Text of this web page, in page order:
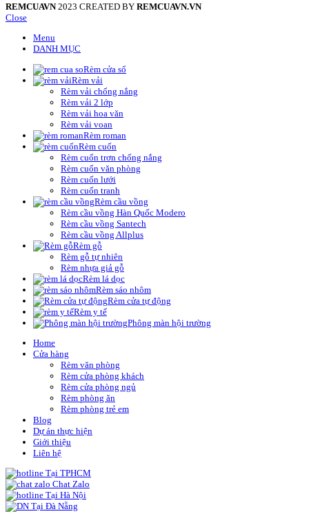
REMCUAVN 2023 CREATED BY REMCUAVN.VN
Close
Menu
DANH MỤC
Rèm cửa sổ
Rèm vải
Rèm vải chống nắng
Rèm vải 2 lớp
Rèm vải hoa văn
Rèm vải voan
Rèm roman
Rèm cuốn
Rèm cuốn trơn chống nắng
Rèm cuốn văn phòng
Rèm cuốn lưới
Rèm cuốn tranh
Rèm cầu vồng
Rèm cầu vồng Hàn Quốc Modero
Rèm cầu vồng Santech
Rèm cầu vồng Allplus
Rèm gỗ
Rèm gỗ tự nhiên
Rèm nhựa giả gỗ
Rèm lá dọc
Rèm sáo nhôm
Rèm cửa tự động
Rèm y tế
Phông màn hội trường
Home
Cửa hàng
Rèm văn phòng
Rèm cửa phòng khách
Rèm cửa phòng ngủ
Rèm phòng ăn
Rèm phòng trẻ em
Blog
Dự án thực hiện
Giới thiệu
Liên hệ
Tại TPHCM
Chat Zalo
Tại Hà Nội
Tại Đà Nẵng